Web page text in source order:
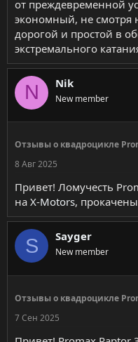
от преждевременной
экономный, не смотря
дорогой и простой в
экстремального
N Nik
New member
Отзывы о квадроцикле
8 Авг 2025
Привет! Ломучесть
на X-Motors,
S Sayger
New member
Отзывы о квадроцикле
7 Сен 2025